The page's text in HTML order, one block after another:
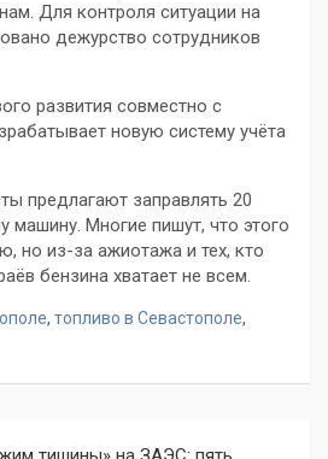
Для контроля ситуации на
дежурство сотрудников
развития совместно с
новую систему учёта
предлагают заправлять 20
машину. Многие пишут, что этого
но из-за ажиотажа и тех, кто
бензина хватает не всем.
, топливо в Севастополе,